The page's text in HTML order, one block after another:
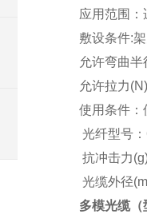
应用范围：
敷设条件:架
允许弯曲半
允许拉力
使用条件：
光纤型号：
抗冲击力
光缆外径
多模光缆（